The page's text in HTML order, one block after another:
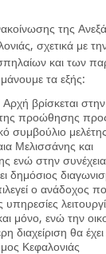
της
σχετικά με
και των
τα εξής:
βρίσκεται στην
της προώθησης
συμβούλιο
Μελισσάνης και
ενώ στην
δημόσιος
ο ανάδοχος
υπηρεσίες
μόνο, ενώ την
διαχείριση θα
Κεφαλονιάς